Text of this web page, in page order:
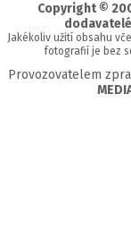
Copyright ©
dodavatelé
Jakékoliv užití obsahu
fotografií je bez
Provozovatelem